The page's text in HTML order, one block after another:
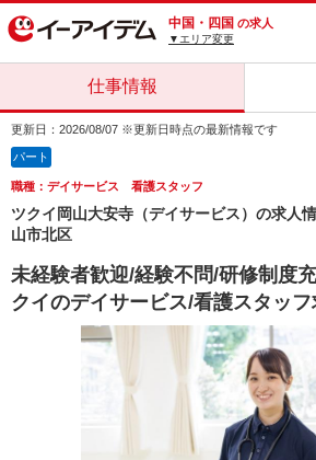
中国・四国 の求人
▼エリア変更
仕事情報
更新日：2026/08/07 ※更新日時点の最新情報です
パート
職種：デイサービス 看護スタッフ
ツクイ岡山大安寺（デイサービス）の求人
山市北区
未経験者歓迎/経験不問/研修制度
クイのデイサービス/看護スタッフ